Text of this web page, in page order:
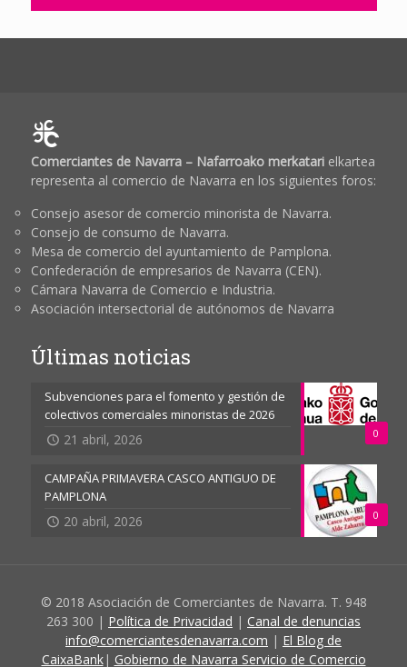
Comerciantes de Navarra – Nafarroako merkatarielkartea
representa al comercio de Navarra en los siguientes foros:
Consejo asesor de comercio minorista de Navarra.
Consejo de consumo de Navarra.
Mesa de comercio del ayuntamiento de Pamplona.
Confederación de empresarios de Navarra (CEN).
Cámara Navarra de Comercio e Industria.
Asociación intersectorial de autónomos de Navarra
Últimas noticias
0
Subvenciones para el fomento y gestión de
colectivos comerciales minoristas de 2026
21 abril, 2026
0
CAMPAÑA PRIMAVERA CASCO ANTIGUO DE
PAMPLONA
20 abril, 2026
© 2018 Asociación de Comerciantes de Navarra. T. 948
263 300 | Política de Privacidad | Canal de denuncias
info@comerciantesdenavarra.com | El Blog de
CaixaBank| Gobierno de Navarra Servicio de Comercio